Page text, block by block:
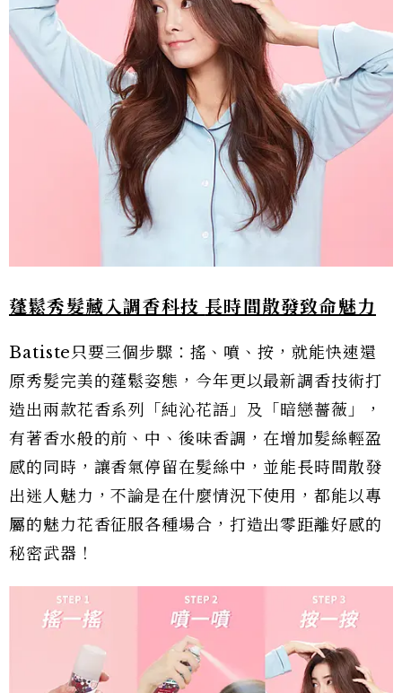
蓬鬆秀髮藏入調香科技 長時間散發致命魅力
Batiste只要三個步驟：搖、噴、按，就能快速還
原秀髮完美的蓬鬆姿態，今年更以最新調香技術打
造出兩款花香系列「純沁花語」及「暗戀薔薇」，
有著香水般的前、中、後味香調，在增加髮絲輕盈
感的同時，讓香氣停留在髮絲中，並能長時間散發
出迷人魅力，不論是在什麼情況下使用，都能以專
屬的魅力花香征服各種場合，打造出零距離好感的
秘密武器！